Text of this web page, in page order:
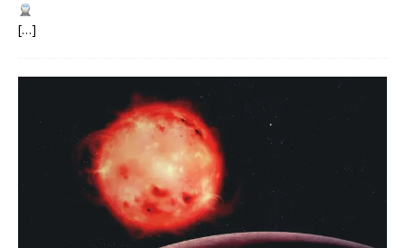
[…]